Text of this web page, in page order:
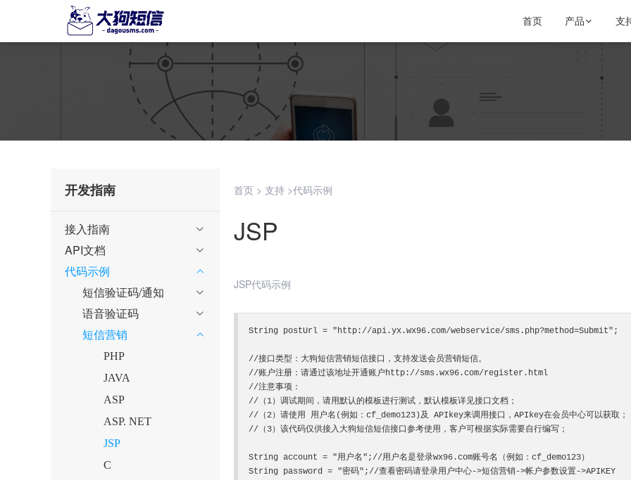
首页 产品  支
开发指南
接入指南 
API文档 
代码示例 
短信验证码/通知 
语音验证码 
短信营销 
PHP
JAVA
ASP
ASP. NET
JSP
C
首页 > 支持 >代码示例
JSP
JSP代码示例
String postUrl = "http://api.yx.wx96.com/webservice/sms.php?method=Submit";
//接口类型：大狗短信营销短信接口，支持发送会员营销短信。
//账户注册：请通过该地址开通账户http://sms.wx96.com/register.html
//注意事项：
//（1）调试期间，请用默认的模板进行测试，默认模板详见接口文档；
//（2）请使用 用户名(例如：cf_demo123)及 APIkey来调用接口，APIkey在会员中心可以获取；
//（3）该代码仅供接入大狗短信短信接口参考使用，客户可根据实际需要自行编写；
String account = "用户名";//用户名是登录wx96.com账号名（例如：cf_demo123）
String password = "密码";//查看密码请登录用户中心->短信营销->帐户参数设置->APIKEY